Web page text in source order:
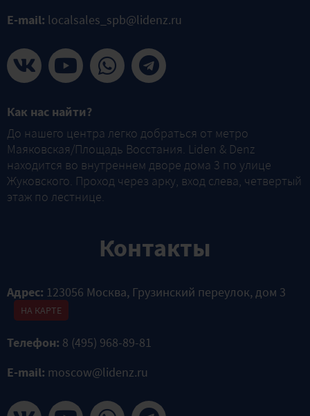
E-mail: localsales_spb@lidenz.ru
Как нас найти?
До нашего центра легко добраться от метро
Маяковская/Площадь Восстания. Liden & Denz
находится во внутреннем дворе дома 3 по улице
Жуковского. Проход через арку, вход слева, четвертый
этаж по лестнице.
Контакты
Адрес: 123056 Москва, Грузинский переулок, дом 3
НА КАРТЕ
Телефон: 8 (495) 968-89-81
E-mail: moscow@lidenz.ru